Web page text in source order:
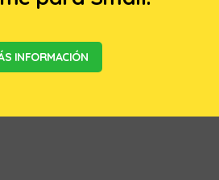
INFORMACIÓN